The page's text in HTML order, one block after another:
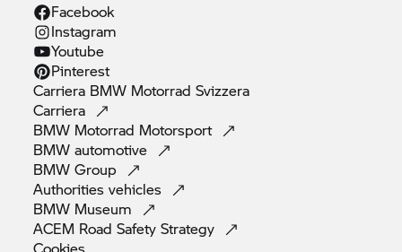
Facebook
Instagram
Youtube
Pinterest
Carriera BMW Motorrad Svizzera
Carriera
BMW Motorrad Motorsport
BMWautomotive
BMWGroup
Authoritiesvehicles
BMW Museum
ACEM Road SafetyStrategy